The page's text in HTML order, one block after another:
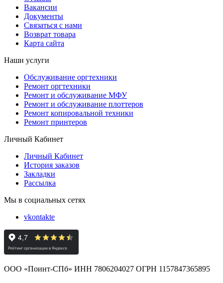
Вакансии
Документы
Связаться с нами
Возврат товара
Карта сайта
Наши услуги
Обслуживание оргтехники
Ремонт оргтехники
Ремонт и обслуживание МФУ
Ремонт и обслуживание плоттеров
Ремонт копировальной техники
Ремонт принтеров
Личный Кабинет
Личный Кабинет
История заказов
Закладки
Рассылка
Мы в социальных сетях
vkontakte
ООО «Поинт-СПб» ИНН 7806204027 ОГРН 1157847365895